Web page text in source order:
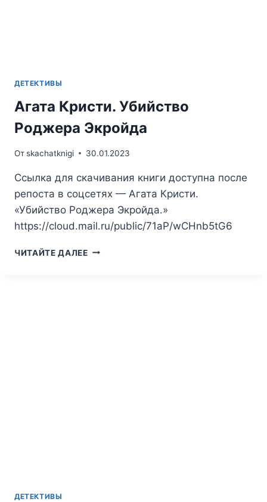
ДЕТЕКТИВЫ
Агата Кристи. Убийство
Роджера Экройда
Отskachatknigi 30.01.2023
Ссылка для скачивания книги доступна после
репоста в соцсетях — Агата Кристи.
«Убийство Роджера Экройда.»
https://cloud.mail.ru/public/71aP/wCHnb5tG6
ЧИТАЙТЕ ДАЛЕЕ АГАТА
ДЕТЕКТИВЫ